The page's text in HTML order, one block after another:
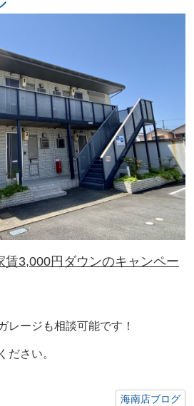
賃3,000円ダウンのキャンペー
レージも相談可能です！
ださい。
海南店ブログ